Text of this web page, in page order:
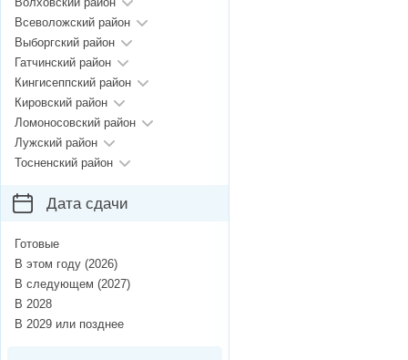
Всеволожский район
Выборгский район
Гатчинский район
Кингисеппский район
Кировский район
Ломоносовский район
Лужский район
Тосненский район
Дата сдачи
Готовые
В этом году (2026)
В следующем (2027)
В 2028
В 2029 или позднее